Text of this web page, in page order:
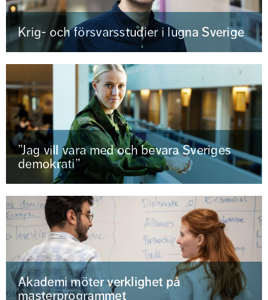
Krig- och försvarsstudier i lugna Sverige
”Jag vill vara med och bevara Sveriges
demokrati”
Akademi möter verklighet på
masterprogrammet